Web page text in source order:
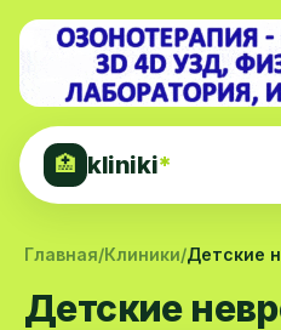
🏥 kliniki*
Главная/Клиники/Детские
Детские